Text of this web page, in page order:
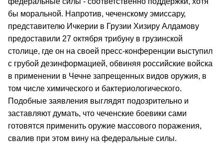
бы моральной. Напротив, чеченскому эмиссару,
представителю Ичкерии в Грузии Хизиру Алдамову
предоставили 27 октября трибуну в грузинской
столице, где он на своей пресс-конференции выступил
с грубой дезинформацией, обвиняя российские войска
в применении в Чечне запрещенных видов оружия, в
том числе химического и бактериологического.
Подобные заявления выглядят подозрительно и
заставляют думать, что чеченские боевики сами
готовятся применить оружие массового поражения,
свалив при этом вину на федеральные силы.